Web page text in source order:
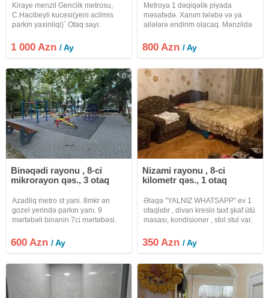
Kiraye menzil Genclik metrosu,
C.Hacibeyli kucesi(yeni acilmis
parkin yaxinliqi)` Otaq sayı:
Mertebe sayı: 4/2 Qiymet: 1000
azn. Xidmet haqqı: 30%
1 000 Azn/ Ay
Metroya 1 dəqiqəlik piyada
məsafədə. Xanım tələbə və ya
ailələrə endirim olacaq. Mənzildə
800 Azn/ Ay
Binəqədi rayonu , 8-ci
mikrorayon qəs., 3 otaq
Azadliq metro st yani. 8mkr ən
gozel yerində parkın yanı. 9
mərtəbəli binanin 7ci mərtəbəsi.
Əşyasiz. Ailəyə və xanimlara
verilir. Binanin yerləşdiyi yer
600 Azn/ Ay
Nizami rayonu , 8-ci
kilometr qəs., 1 otaq
Əlaqə "YALNIZ WHATSAPP" ev 1
otaqlıdır , divan kreslo taxt şkaf ütü
masası, kondisioner , stol stul var.
elemesin YALNIZ AİLE verilir , ev
düz bazarin yaninda yerleşir ,
350 Azn/ Ay